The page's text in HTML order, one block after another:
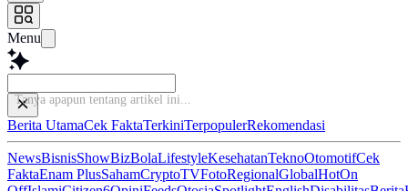
Menu
Tanya apapu
Berita UtamaCek FaktaTerkiniTerpopulerRekomendasi
NewsBisnisShowBizBolaLifestyleKesehatanTeknoOtomotifCek
FaktaEnam PlusSahamCryptoTVFotoRegionalGlobalHotOn